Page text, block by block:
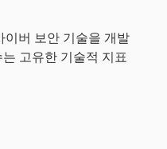
버 보안 기술을 개발
고유한 기술적 지표